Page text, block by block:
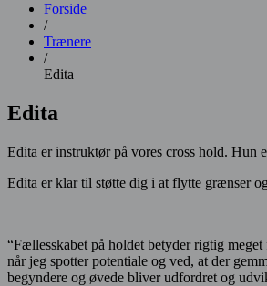
Forside
/
Trænere
/
Edita
Edita
Edita er instruktør på vores cross hold. Hun
Edita er klar til støtte dig i at flytte grænser
“Fællesskabet på holdet betyder rigtig
når jeg spotter potentiale og ved, at der
begyndere og øvede bliver udfordret og